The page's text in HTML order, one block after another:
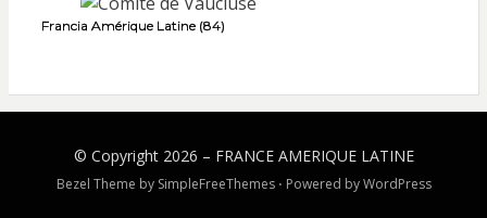
Francia Amérique Latine (84)
© Copyright 2026 – FRANCE AMERIQUE LATINE
Bezel Theme by SimpleFreeThemes ⋅ Powered byWordPress